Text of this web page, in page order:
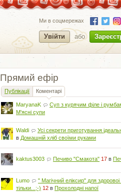
Ми в соцмережах
Увійти або
Прямий ефір
Публікації Коментарі
MaryanaK Суп з курячим філе і
М'ясні супи
Waldi Усі секрети приготування
в Домашній хліб своїми руками
kaktus3003 Печиво "Смакота" 17 в
Lumo
" Магічний еліксир" для здоровоі
тільки...;-) 12 вПрохолодні напої